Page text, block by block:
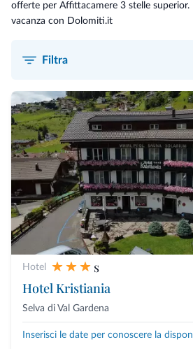
offerte per Affittacamere 3 stelle superior.
vacanza con Dolomiti.it
Filtra
Hotel
s
Hotel Kristiania
Selva di Val Gardena
Inserisci le date per conoscere la